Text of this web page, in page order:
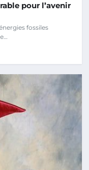
pour l’avenir
fossiles